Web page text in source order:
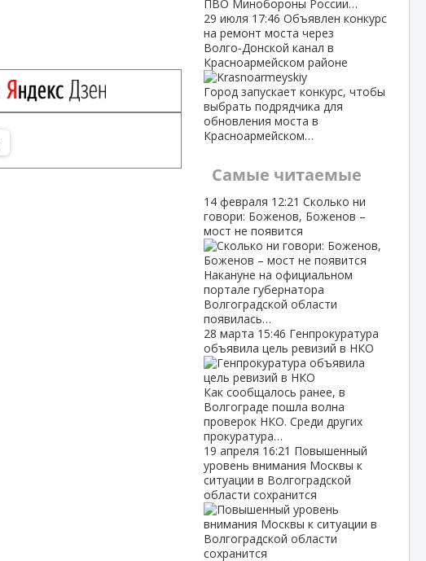
ПВО Минобороны России…
29 июля 17:46 Объявлен конкурс
на ремонт моста через
Волго‑Донской канал в
Красноармейском районе
Город запускает конкурс, чтобы
выбрать подрядчика для
обновления моста в
Красноармейском…
Самые читаемые
14 февраля 12:21 Сколько ни
говори: Боженов, Боженов –
мост не появится
Накануне на официальном
портале губернатора
Волгоградской области
появилась…
28 марта 15:46 Генпрокуратура
объявила цель ревизий в НКО
Как сообщалось ранее, в
Волгограде пошла волна
проверок НКО. Среди других
прокуратура…
19 апреля 16:21 Повышенный
уровень внимания Москвы к
ситуации в Волгоградской
области сохранится